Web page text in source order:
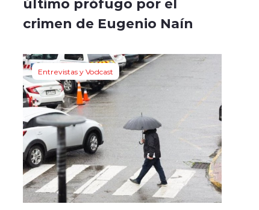
crimen de Eugenio Naín
Entrevistas y Vodcast